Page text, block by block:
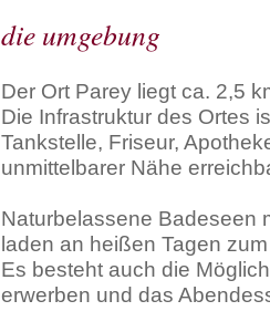
die umgebung
Der Ort Parey liegt ca. 2,5
Die Infrastruktur des Ortes
Tankstelle, Friseur,
unmittelbarer Nähe
Naturbelassene Badeseen
laden an heißen Tagen
Es besteht auch die
erwerben und das